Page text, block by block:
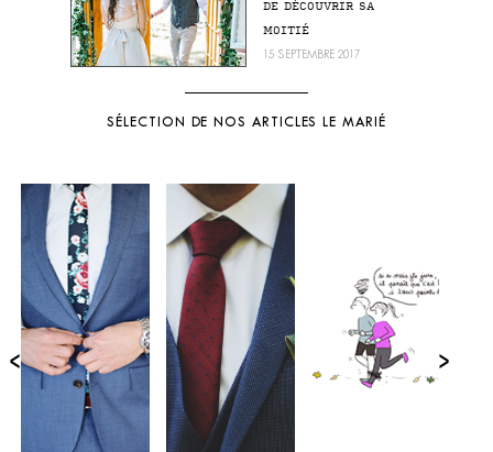
DE DÉCOUVRIR SA
MOITIÉ
15 SEPTEMBRE 2017
SÉLECTION DE NOS ARTICLES LE MARIÉ
‹ ›